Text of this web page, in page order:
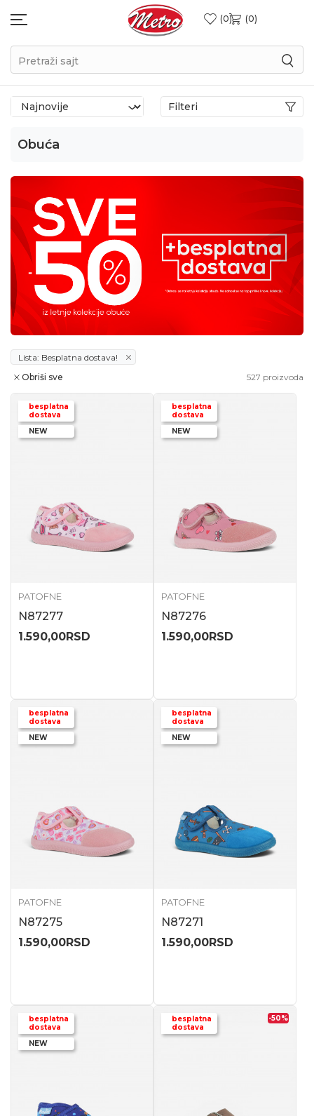
0 0
Pretraži sajt
Obuća
Filteri
Lista: Besplatna dostava!
527 proizvoda
Obriši sve
besplatna
dostava
NEW
PATOFNE
N87277
1.590,00RSD
besplatna
dostava
NEW
PATOFNE
N87276
1.590,00RSD
besplatna
dostava
NEW
PATOFNE
N87275
1.590,00RSD
besplatna
dostava
NEW
PATOFNE
N87271
1.590,00RSD
besplatna
dostava
NEW
besplatna
dostava
-50%